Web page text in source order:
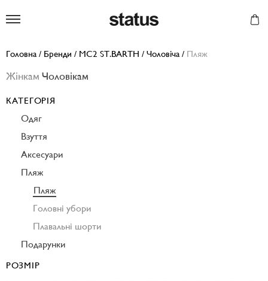
Головна / Бренди / MC2 ST.BARTH / Чоловіча / Пляж
Жінкам Чоловікам
КАТЕГОРІЯ
Одяг
Взуття
Аксесуари
Пляж
Пляж
Головні убори
Плавальні шорти
Подарунки
РОЗМІР